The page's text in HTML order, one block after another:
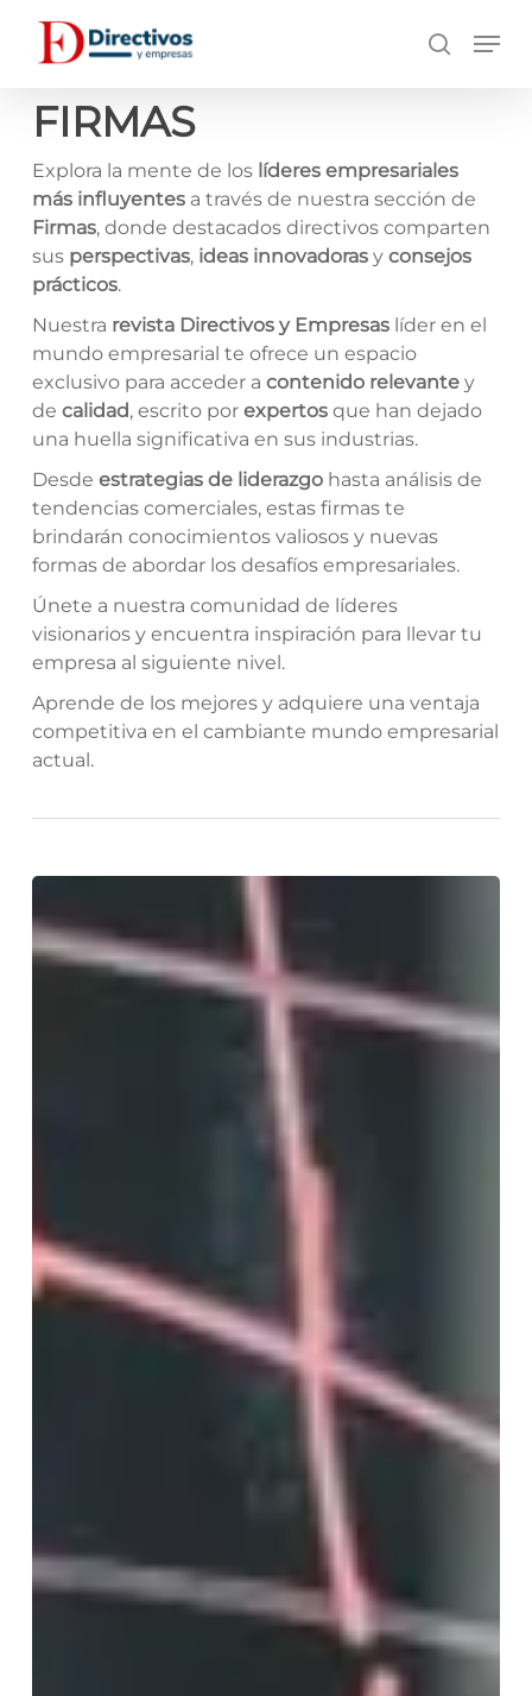
principal
búsqueda
FIRMAS
Explora la mente de los líderes empresariales
más influyentesa través de nuestra sección de
Firmas, donde destacados directivos comparten
sus perspectivas, ideas innovadorasy consejos
prácticos.
Nuestra revista Directivos y Empresaslíder en el
mundo empresarial te ofrece un espacio
exclusivo para acceder a contenido relevantey
de calidad, escrito por expertosque han dejado
una huella significativa en sus industrias.
Desde estrategias de liderazgohasta análisis de
tendencias comerciales, estas firmas te
brindarán conocimientos valiosos y nuevas
formas de abordar los desafíos empresariales.
Únete a nuestra comunidad de líderes
visionarios y encuentra inspiración para llevar tu
empresa al siguiente nivel.
Aprende de los mejores y adquiere una ventaja
competitiva en el cambiante mundo empresarial
actual.